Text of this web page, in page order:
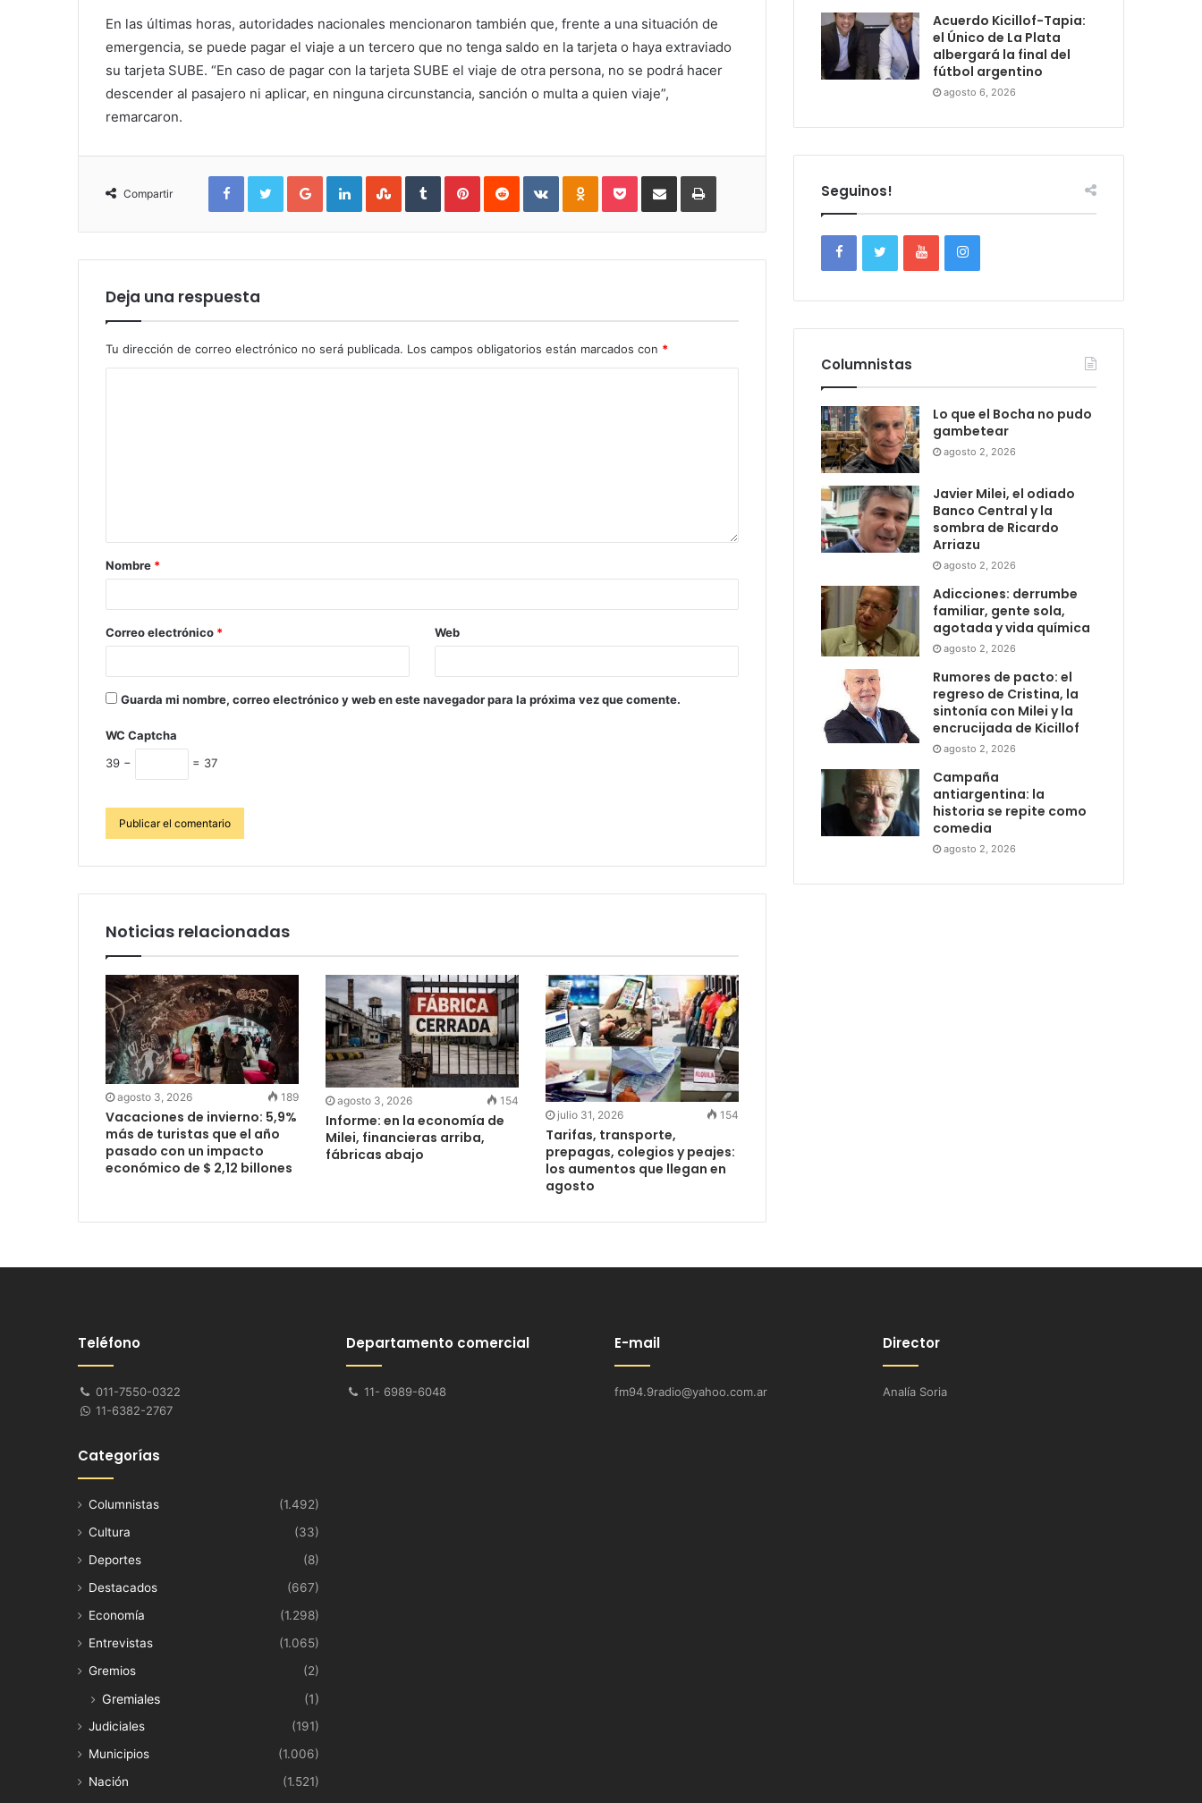
En las últimas horas, autoridades nacionales mencionaron también que, frente a una situación de
emergencia, se puede pagar el viaje a un tercero que no tenga saldo en la tarjeta o haya extraviado
su tarjeta SUBE. “En caso de pagar con la tarjeta SUBE el viaje de otra persona, no se podrá hacer
descender al pasajero ni aplicar, en ninguna circunstancia, sanción o multa a quien viaje”,
remarcaron.
Compartir
FacebookTwitterGoogle+LinkedInStumbleUpon
TumblrPinterestReddit VKontakteOdnoklassniki
PocketShare
Email
Print
Deja una respuesta
Tu dirección de correo electrónico no será publicada. Los campos obligatorios están marcados con *
Nombre *
Correo electrónico * Web
Guarda mi nombre, correo electrónico y web en este navegador para la próxima vez que comente.
WC Captcha
39 −
= 37
Noticias relacionadas
agosto 3, 2026 189
Vacaciones de invierno: 5,9%
más de turistas que el año
pasado con un impacto
económico de $ 2,12 billones
agosto 3, 2026 154
Informe: en la economía de
Milei, financieras arriba,
fábricas abajo
julio 31, 2026 154
Tarifas, transporte,
prepagas, colegios y peajes:
los aumentos que llegan en
agosto
Acuerdo Kicillof-Tapia:
el Único de La Plata
albergará la final del
fútbol argentino
agosto 6, 2026
Seguinos!
Columnistas
Lo que el Bocha no pudo
gambetear
agosto 2, 2026
Javier Milei, el odiado
Banco Central y la
sombra de Ricardo
Arriazu
agosto 2, 2026
Adicciones: derrumbe
familiar, gente sola,
agotada y vida química
agosto 2, 2026
Rumores de pacto: el
regreso de Cristina, la
sintonía con Milei y la
encrucijada de Kicillof
agosto 2, 2026
Campaña
antiargentina: la
historia se repite como
comedia
agosto 2, 2026
Teléfono
011-7550-0322
11-6382-2767
Categorías
Columnistas
(1.492)
Cultura
(33)
Deportes
(8)
Destacados
(667)
Economía
(1.298)
Entrevistas
(1.065)
Gremios
(2)
Gremiales (1)
Judiciales
(191)
Municipios
(1.006)
Nación
(1.521)
Departamento comercial
11- 6989-6048
E-mail
fm94.9radio@yahoo.com.ar
Director
Analía Soria